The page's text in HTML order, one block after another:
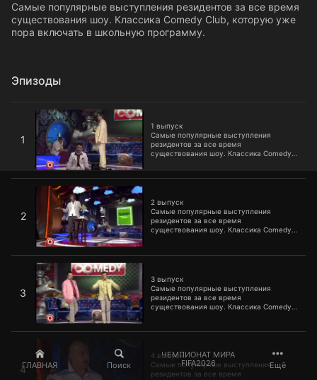
ГЛАВНАЯ Поиск
ЧЕМПИОНАТ МИРА
FIFA2026
Ещё
Самые популярные выступления резидентов за все время
существования шоу. Классика Comedy Club, которую уже
пора включать в школьную программу.
Эпизоды
1
1 выпуск
Самые популярные выступления
резидентов за все время
существования шоу. Классика Comedy
1 выпуск
2
2 выпуск
Самые популярные выступления
резидентов за все время
существования шоу. Классика Comedy
2 выпуск
3
3 выпуск
Самые популярные выступления
резидентов за все время
существования шоу. Классика Comedy
3 выпуск
4
4 выпуск
Самые популярные выступления
резидентов за все время